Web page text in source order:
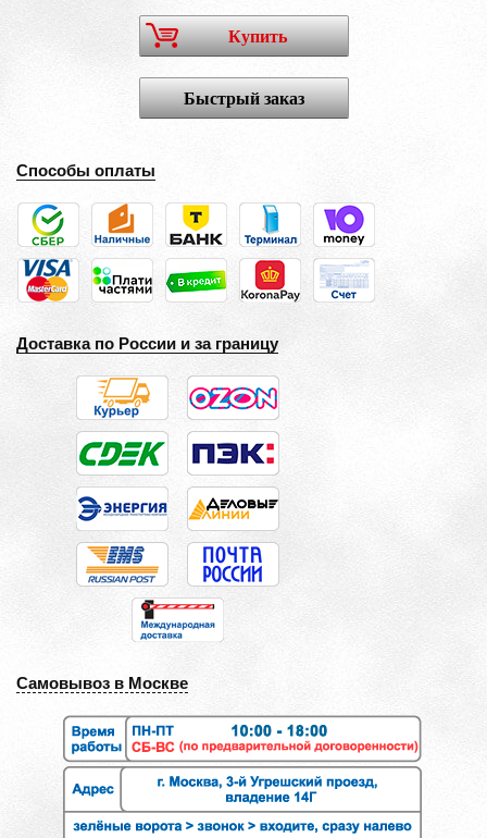
Купить
Быстрый заказ
Способы оплаты
Доставка по России и за границу
Самовывоз в Москве